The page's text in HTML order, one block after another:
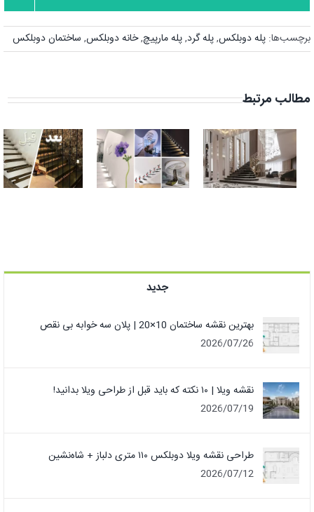
برچسب‌ها: پله دوبلکس,پله گرد,پله مارپیچ,خانه دوبلکس, ساختمان دوبلکس
مطالب مرتبط
راه پله دوبلکس
لوکس | چشم
نواز و لاکچری
تزیین و طراحی
راه پله با 30
ایده خلاقانه
جدید
بهترین نقشه ساختمان 10×20 | پلان سه خوابه بی نقص
2026/07/26
نقشه ویلا | ۱۰ نکته که باید قبل از طراحی ویلا بدانید!
2026/07/19
طراحی نقشه ویلا دوبلکس ۱۱۰ متری دلباز + شاه‌نشین
2026/07/12